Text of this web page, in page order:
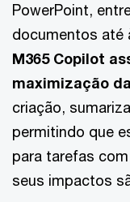
PowerPoint,
documentos até
M365 Copilot
maximização
criação,
permitindo que
para tarefas
seus impactos